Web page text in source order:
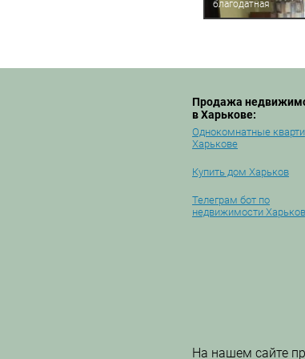
благодатная
Продажа
в Харькове:
Однокомнатные
Харькове
Купить дом Харьков
Телеграм бот по
недвижимости
На нашем сайте